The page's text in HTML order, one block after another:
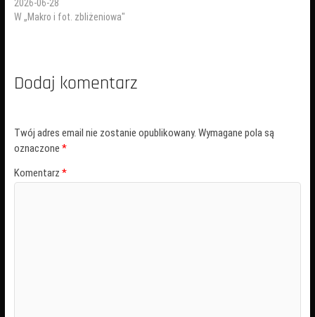
2026-06-28
W „Makro i fot. zbliżeniowa"
Dodaj komentarz
Twój adres email nie zostanie opublikowany. Wymagane pola są
oznaczone *
Komentarz *